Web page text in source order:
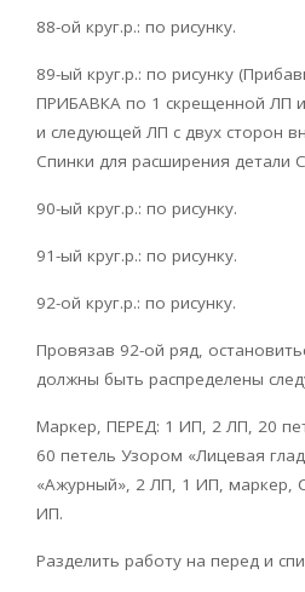
88-ой круг.р.: по рисунку.
89-ый круг.р.: по рисунку
ПРИБАВКА по 1 скрещенной ЛП
и следующей ЛП с двух сторон
Спинки для расширения детали
90-ый круг.р.: по рисунку.
91-ый круг.р.: по рисунку.
92-ой круг.р.: по рисунку.
Провязав 92-ой ряд,
должны быть распределены
Маркер, ПЕРЕД: 1 ИП, 2 ЛП, 20
60 петель Узором «Лицевая
«Ажурный», 2 ЛП, 1 ИП, маркер,
ИП.
Разделить работу на перед и